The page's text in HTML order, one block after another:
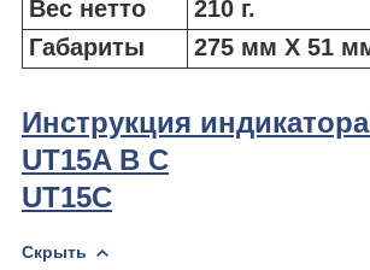
Вес нетто
210 г.
Габариты
275 мм X 51
Инструкция
UT15A B C
UT15C
Скрыть